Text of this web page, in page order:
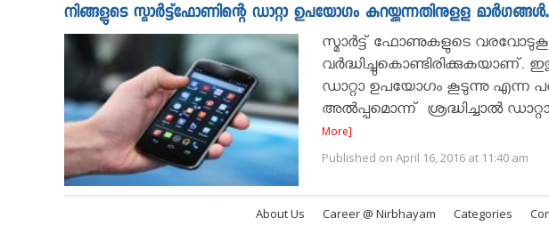
നിങ്ങളുടെ സ്മാർട്ട്ഫോണിന്റെ ഡാറ്റാ ഉപയോഗം കുറയ്ക്കുന്നതിനുളള
സ്മാർട്ട് ഫോണുകളുടെ
വർദ്ധിച്ചുകൊണ്ടിരിക്കുകയാണ്.
ഡാറ്റാ ഉപയോഗം കൂടുന്നു എന്ന
അൽപ്പമൊന്ന് ശ്രദ്ധിച്ചാൽ
More]
Published on April 16, 2016 at 11:40 am
About Us Career @ Nirbhayam Categories